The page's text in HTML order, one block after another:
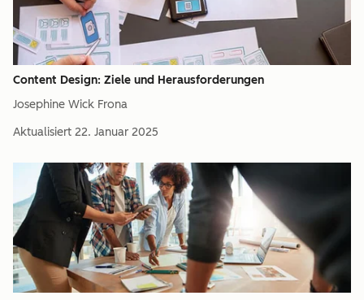
Content Design: Ziele und Herausforderungen
Josephine Wick Frona
Aktualisiert 22. Januar 2025